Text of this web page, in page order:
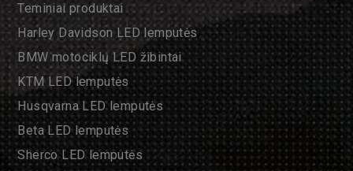
Teminiai produktai
Harley Davidson LED lemputės
BMW motociklų LED žibintai
KTM LED lemputės
Husqvarna LED lemputės
Beta LED lemputės
Sherco LED lemputės